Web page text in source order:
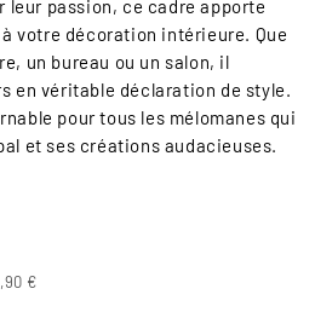
passion, ce cadre apporte
votre décoration intérieure. Que
un bureau ou un salon, il
en véritable déclaration de style.
pour tous les mélomanes qui
et ses créations audacieuses.
€